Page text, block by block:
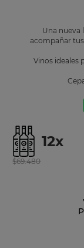
Una nueva
acompañar
Vinos ideales
12x
$69.480